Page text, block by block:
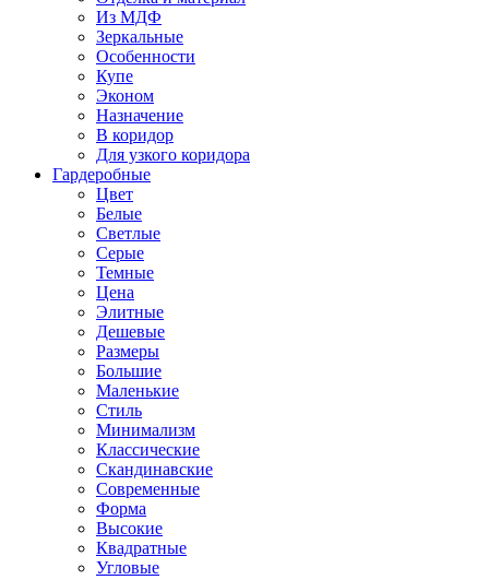
Из МДФ
Зеркальные
Особенности
Купе
Эконом
Назначение
В коридор
Для узкого коридора
Гардеробные
Цвет
Белые
Светлые
Серые
Темные
Цена
Элитные
Дешевые
Размеры
Большие
Маленькие
Стиль
Минимализм
Классические
Скандинавские
Современные
Форма
Высокие
Квадратные
Угловые